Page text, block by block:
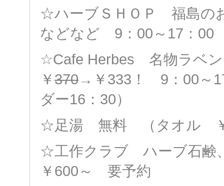
☆ハーブＳＨＯＰ 福島の
などなど 9：00～17：00
☆Cafe Herbes 名物ラベ
￥370→￥333！
9：00～
ダー16：30）
☆足湯 無料 （タオル
☆工作クラブ ハーブ石
￥600～
要予約